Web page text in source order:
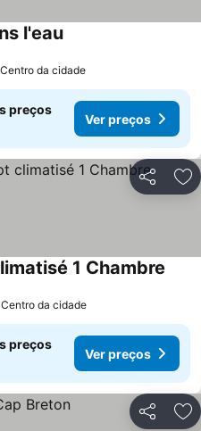
l'eauVer preços
da cidade
preços
Ver preços
Partilhar
1 Chambre
da cidade
preços
Ver preços
Partilhar